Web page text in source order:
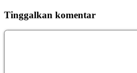
Tinggalkan komentar
Komentar